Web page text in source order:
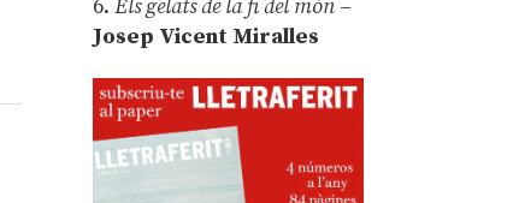
6.Els gelats de la fi del món –
Josep Vicent Miralles